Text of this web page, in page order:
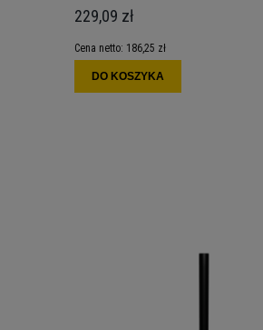
229,09 zł
Cena netto: 186,25 zł
DO KOSZYKA